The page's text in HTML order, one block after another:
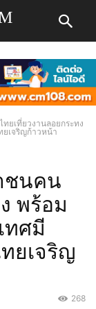
ยเที่ยวงานลอยกระทง
ยเจริญก้าวหน้า
ชนคน
พร้อม
ทศมี
ยเจริญ
268